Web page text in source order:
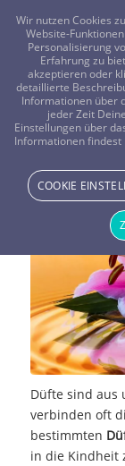
Welche
Öle aus
SPIRITUELLE
Düfte sind aus
verbinden oft
bestimmten
in die Kindheit
Wir nutzen Cookies
Website-
Personalisierung
Erfahrung zu
akzeptieren oder
detaillierte
Informationen über
jeder Zeit
Einstellungen über
Informationen
COOKIE